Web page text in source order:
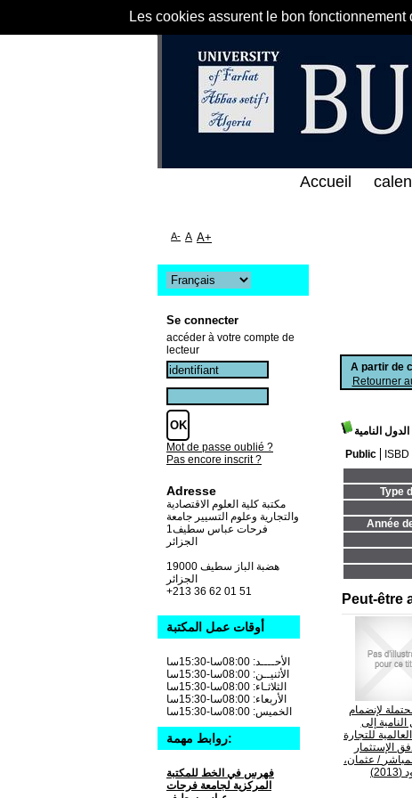
Les cookies assurent le bon
الخط المباشر لمكتبة كلية العلوم الاقتصادية و
A partir de
Retourner
النامية
Public
ISBD
Type
Année
Peut-être
لإنضمام
النامية إلى
للتجارة
الإستثمار
/ عثمان،
Accueil
A- A A+
Se connecter
accéder à votre compte de
lecteur
Mot de passe oublié ?
Pas encore inscrit ?
Adresse
مكتبة كلية العلوم الاقتصادية
والتجارية وعلوم التسيير جامعة
فرحات عباس سطيف1
الجزائر
19000 هضبة الباز سطيف
+213 36 62 01 51
أوقات عمل المكتبة
الأحــــد: 08:00سا-15:30سا
الأثنيــن: 08:00سا-15:30سا
الثلاثـاء: 08:00سا-15:30سا
الأربعاء: 08:00سا-15:30سا
الخميس: 08:00سا-15:30سا
روابط مهمة:
فهرس في الخط للمكتبة
المركزية لجامعة فرحات